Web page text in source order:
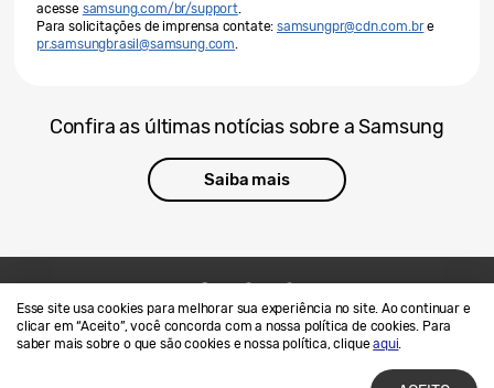
Esse site usa cookies para melhorar sua experiência no site. Ao continuar e
clicar em “Aceito”, você concorda com a nossa política de cookies. Para
saber mais sobre o que são cookies e nossa política, cliqueaqui.
acesse samsung.com/br/support.
Para solicitações de imprensa contate: samsungpr@cdn.com.bre
pr.samsungbrasil@samsung.com.
Confira as últimas notícias sobre a Samsung
Saiba mais
Contato
SAMSUNG.COM
Termos de Uso
Privacidade e Cookies